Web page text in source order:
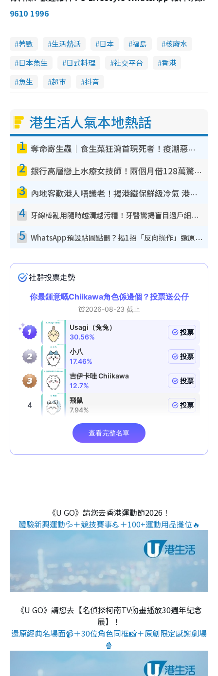
9610 1996
著數 生活熱話 日本 福島
核廢水
日本魚生
日式料理 社交平台
香港
魚生
超市 抖音
港生活人氣本地熱話
1 奪命寄生蟲｜食生菜狂瀉首現死者！疫潮惡化錄1.8萬宗病例 揭洗菜3大謬誤
2 銀行高層戀上水療女技師！兩個月借128萬驚覺「沉船」沉落火海 揭背後疑似邪教操控賣淫
3 內地客歎港人唔識老！揭港鐵保鮮級冷氣 港人求放過：咪投訴
4 牙線棒亂用隨時越清越污糟！牙醫驚揭盲目過戶細菌恐致蛀牙：呢種先係日常真保養
5 WhatsApp預設貼圖點刪？揭1招「反向操作」還原簡潔介面 附3步實測教學
《U GO》請您去香港運動節2026！
體驗新興運動💦＋競技賽事💪＋100+運動用品攤位🔥
《U GO》請您去【名偵探柯南TV動畫播放30週年紀念
展】！
還原經典名場面📹＋30位角色同框📸＋原創限定感謝劇場
🍿